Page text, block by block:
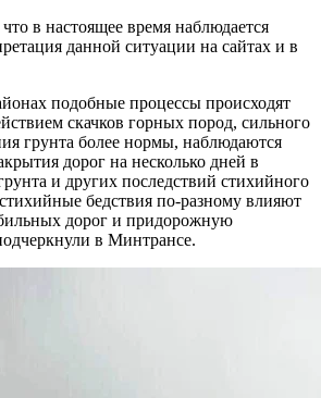
в настоящее время наблюдается
данной ситуации на сайтах и в
подобные процессы происходят
скачков горных пород, сильного
грунта более нормы, наблюдаются
дорог на несколько дней в
и других последствий стихийного
бедствия по-разному влияют
дорог и придорожную
в Минтрансе.